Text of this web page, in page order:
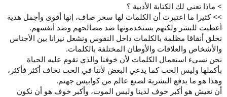
> ماذا تعني لك الكتابة الأدبية ؟
>> كثيرا ما اعتبرت أن الكلمات لها سحر صاف، إنها أقوى وأجمل هدية
أعطيت للبشر ولكنهم يستخدمونها ضد مصالحهم وضد أنفسهم.
نخلق أنفاقا مظلمة بالكلمات داخل النفوس ونشعل نيرانا بين الأجناس
والأشخاص والعلاقات والأوطان المختلفة بالكلمات.
نحن نسيء استعمال الكلمات لأن خوفنا والذي تقوم عليه الحياة
بأكملها وليس الحب كما يدعي البعض لأننا في الحب نخاف أكثر فأكثر،
وهذا هو ما يدفع البشرية لصنع عالم من كوابيس جهنم.
أن نعيش هو أكبر خوف لدينا وليس الموت، وأكبر خوف هو أن نكون